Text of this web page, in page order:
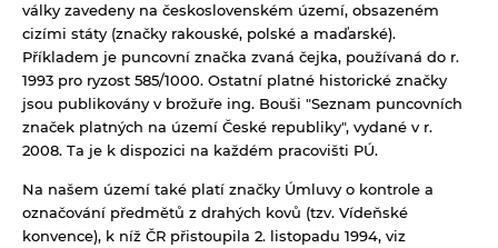
války zavedeny na československém území, obsazeném
cizími státy (značky rakouské, polské a maďarské).
Příkladem je puncovní značka zvaná čejka, používaná do r.
1993 pro ryzost 585/1000. Ostatní platné historické značky
jsou publikovány v brožuře ing. Bouši "Seznam puncovních
značek platných na území České republiky", vydané v r.
2008. Ta je k dispozici na každém pracovišti PÚ.
Na našem území také platí značky Úmluvy o kontrole a
označování předmětů z drahých kovů (tzv. Vídeňské
konvence), k níž ČR přistoupila 2. listopadu 1994, viz